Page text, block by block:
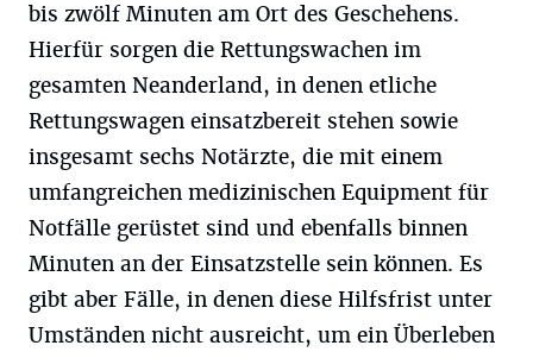
bis zwölf Minuten am Ort des Geschehens.
Hierfür sorgen die Rettungswachen im
gesamten Neanderland, in denen etliche
Rettungswagen einsatzbereit stehen sowie
insgesamt sechs Notärzte, die mit einem
umfangreichen medizinischen Equipment für
Notfälle gerüstet sind und ebenfalls binnen
Minuten an der Einsatzstelle sein können. Es
gibt aber Fälle, in denen diese Hilfsfrist unter
Umständen nicht ausreicht, um ein Überleben